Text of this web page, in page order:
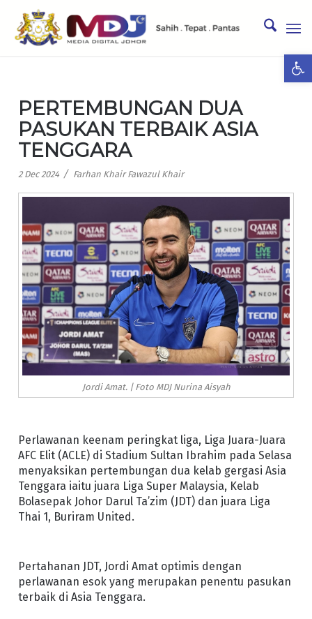
PERTEMBUNGAN DUA
PASUKAN TERBAIK ASIA
TENGGARA
2 Dec 2024 / Farhan Khair Fawazul Khair
Jordi Amat. | Foto MDJ Nurina Aisyah
Perlawanan keenam peringkat liga, Liga Juara-Juara
AFC Elit (ACLE) di Stadium Sultan Ibrahim pada Selasa
menyaksikan pertembungan dua kelab gergasi Asia
Tenggara iaitu juara Liga Super Malaysia, Kelab
Bolasepak Johor Darul Ta’zim (JDT) dan juara Liga
Thai 1, Buriram United.
Pertahanan JDT, Jordi Amat optimis dengan
perlawanan esok yang merupakan penentu pasukan
terbaik di Asia Tenggara.